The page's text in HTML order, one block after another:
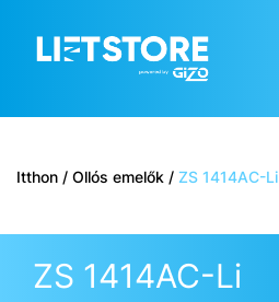
Itthon / Ollós emelők / ZS 1414AC-Li
ZS 1414AC-Li